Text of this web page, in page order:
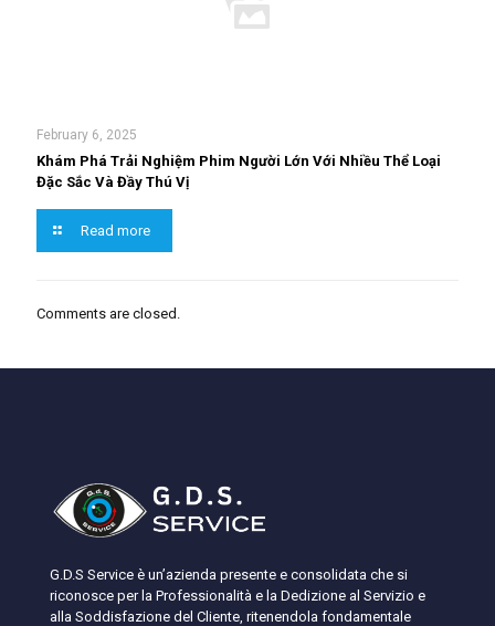
February 6, 2025
Khám Phá Trải Nghiệm Phim Người Lớn Với Nhiều Thể Loại
Đặc Sắc Và Đầy Thú Vị
Read more
Comments are closed.
G.D.S Service è un’azienda presente e consolidata che si
riconosce per la Professionalità e la Dedizione al Servizio e
alla Soddisfazione del Cliente, ritenendola fondamentale